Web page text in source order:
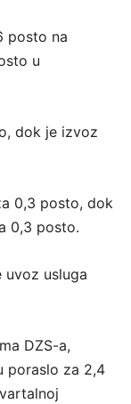
posto na
u
dok je izvoz
0,3 posto, dok
0,3 posto.
uvoz usluga
DZS-a,
poraslo za 2,4